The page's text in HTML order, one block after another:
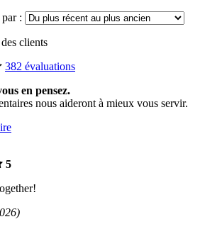
:
clients
382 évaluations
en pensez.
nous aideront à mieux vous servir.
5